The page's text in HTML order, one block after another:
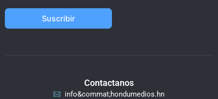
Suscribir
Contactanos
info&commat;hondumedios.hn